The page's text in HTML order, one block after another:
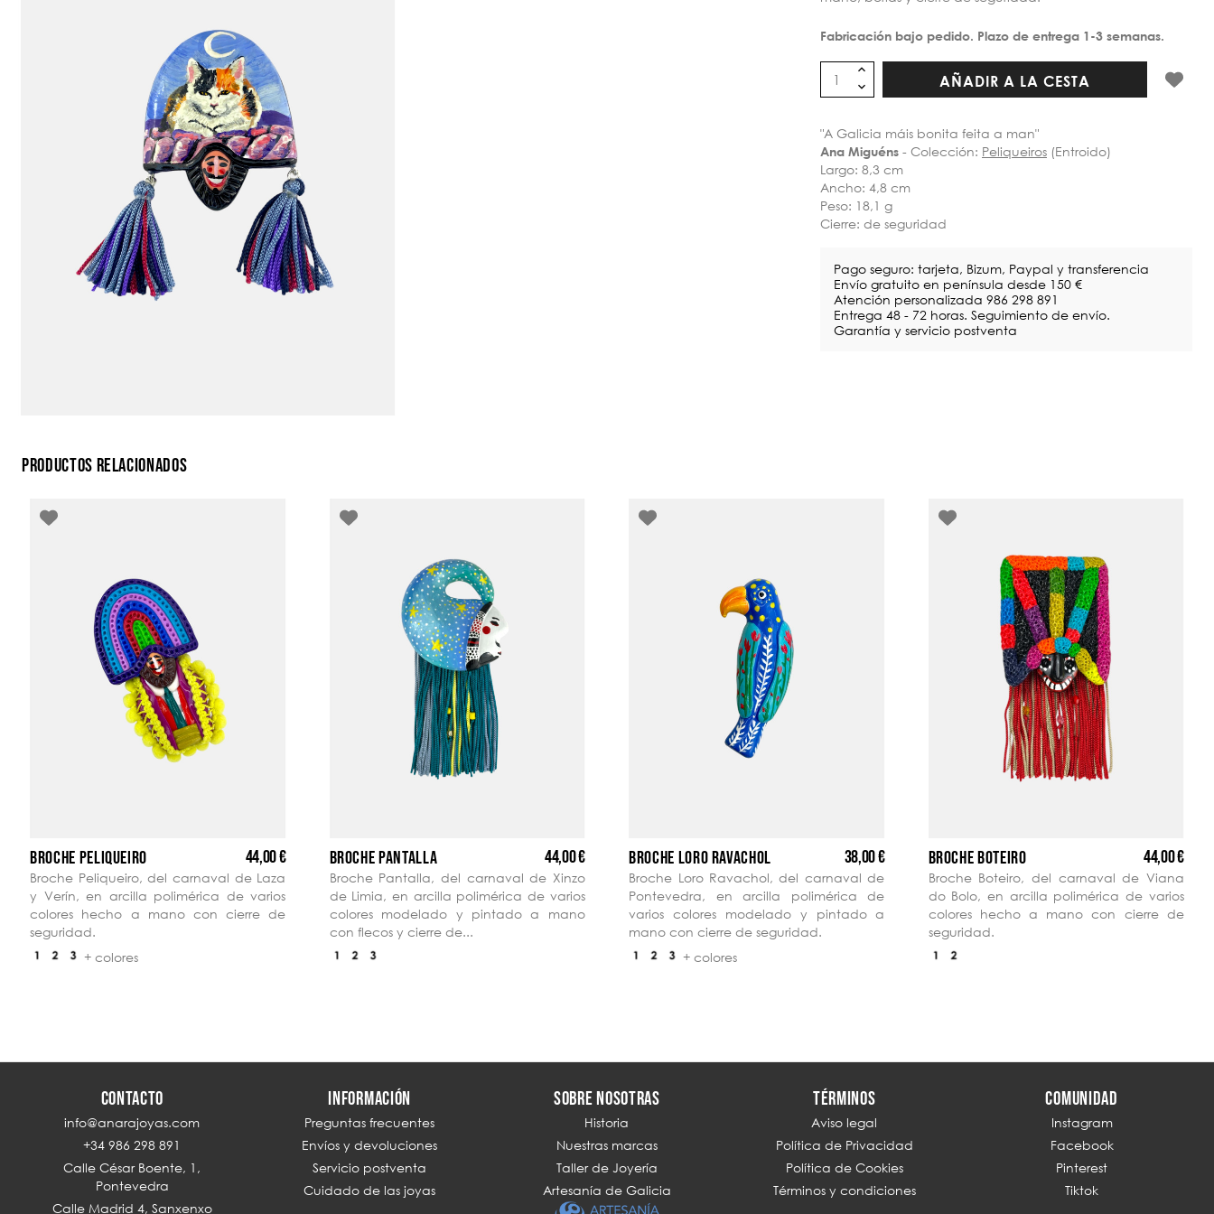
Fabricación bajo pedido. Plazo de entrega 1-3 semanas.
AÑADIR A LA CESTA
"A Galicia máis bonita feita a man"
Ana Miguéns - Colección: Peliqueiros (Entroido)
Largo: 8,3 cm
Ancho: 4,8 cm
Peso: 18,1 g
Cierre: de seguridad
Pago seguro: tarjeta, Bizum, Paypal y transferencia
Envío gratuito en península desde 150 €
Atención personalizada 986 298 891
Entrega 48 - 72 horas. Seguimiento de envío.
Garantía y servicio postventa
PRODUCTOS RELACIONADOS
BROCHE PELIQUEIRO 44,00 €
Broche Peliqueiro, del carnaval de Laza
y Verín, en arcilla polimérica de varios
colores hecho a mano con cierre de
seguridad.
+ colores
BROCHE PANTALLA 44,00 €
Broche Pantalla, del carnaval de Xinzo
de Limia, en arcilla polimérica de varios
colores modelado y pintado a mano
con flecos y cierre de...
BROCHE LORO RAVACHOL 38,00 €
Broche Loro Ravachol, del carnaval de
Pontevedra, en arcilla polimérica de
varios colores modelado y pintado a
mano con cierre de seguridad.
+ colores
BROCHE BOTEIRO 44,00 €
Broche Boteiro, del carnaval de Viana
do Bolo, en arcilla polimérica de varios
colores hecho a mano con cierre de
seguridad.
CONTACTO
info@anarajoyas.com
+34 986 298 891
Calle César Boente, 1,
Pontevedra
Calle Madrid 4, Sanxenxo
INFORMACIÓN
Preguntas frecuentes
Envíos y devoluciones
Servicio postventa
Cuidado de las joyas
SOBRE NOSOTRAS
Historia
Nuestras marcas
Taller de Joyería
Artesanía de Galicia
TÉRMINOS
Aviso legal
Política de Privacidad
Política de Cookies
Términos y condiciones
COMUNIDAD
Instagram
Facebook
Pinterest
Tiktok